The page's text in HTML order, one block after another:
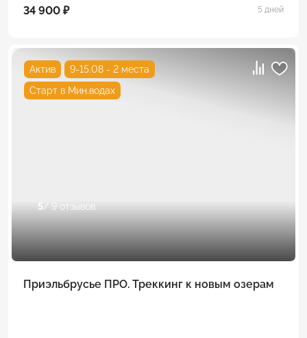
34 900 ₽ 5 дней
Актив
9-15.08 - 2 места
Старт в Мин.водах
5/ 9 отзывов
Приэльбрусье ПРО. Треккинг к новым озерам